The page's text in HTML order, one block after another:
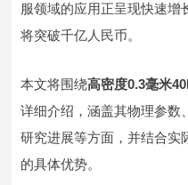
服领域的应用正呈现快速增
将突破千亿人民币。
本文将围绕高密度0.3毫米
详细介绍，涵盖其物理参数
研究进展等方面，并结合实
的具体优势。